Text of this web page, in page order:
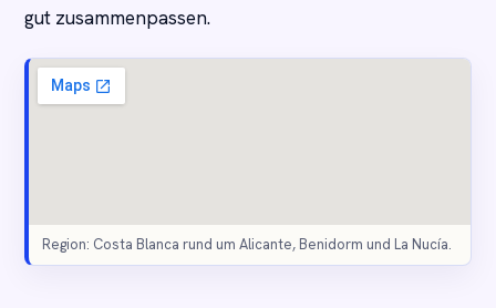
gut zusammenpassen.
Region: Costa Blanca rund um Alicante, Benidorm und La Nucía.